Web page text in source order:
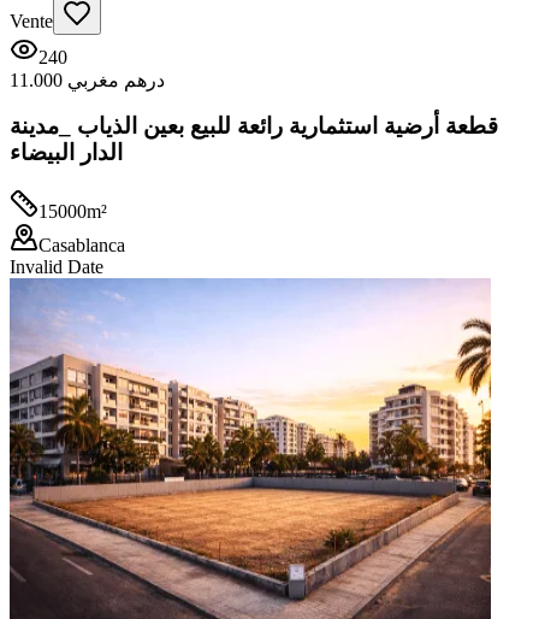
Vente
240
11.000 درهم مغربي
قطعة أرضية استثمارية رائعة للبيع بعين الذياب _مدينة
الدار البيضاء
15000m²
Casablanca
Invalid Date